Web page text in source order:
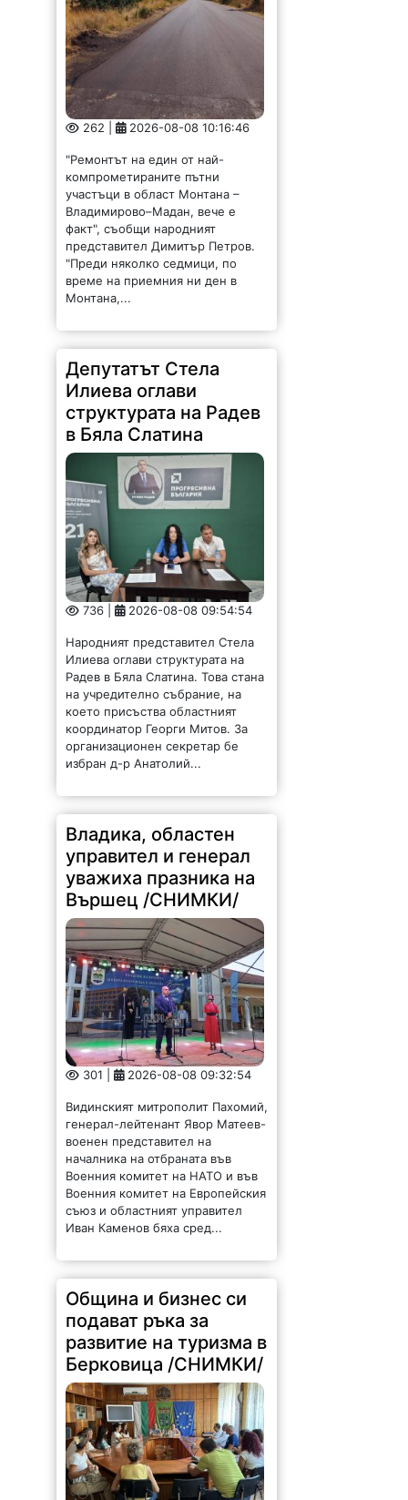
262 | 2026-08-08 10:16:46
"Ремонтът на един от най-
компрометираните пътни
участъци в област Монтана –
Владимирово–Мадан, вече е
факт", съобщи народният
представител Димитър Петров.
"Преди няколко седмици, по
време на приемния ни ден в
Монтана,...
Депутатът Стела
Илиева оглави
структурата на Радев
в Бяла Слатина
736 | 2026-08-08 09:54:54
Народният представител Стела
Илиева оглави структурата на
Радев в Бяла Слатина. Това стана
на учредително събрание, на
което присъства областният
координатор Георги Митов. За
организационен секретар бе
избран д-р Анатолий...
Владика, областен
управител и генерал
уважиха празника на
Вършец /СНИМКИ/
301 | 2026-08-08 09:32:54
Видинският митрополит Пахомий,
генерал-лейтенант Явор Матеев-
военен представител на
началника на отбраната във
Военния комитет на НАТО и във
Военния комитет на Европейския
съюз и областният управител
Иван Каменов бяха сред...
Община и бизнес си
подават ръка за
развитие на туризма в
Берковица /СНИМКИ/